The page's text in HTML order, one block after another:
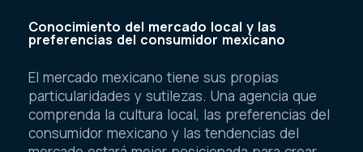
Conocimiento del mercado local y las
preferencias del consumidor mexicano
El mercado mexicano tiene sus propias
particularidades y sutilezas. Una agencia que
comprenda la cultura local, las preferencias del
consumidor mexicano y las tendencias del